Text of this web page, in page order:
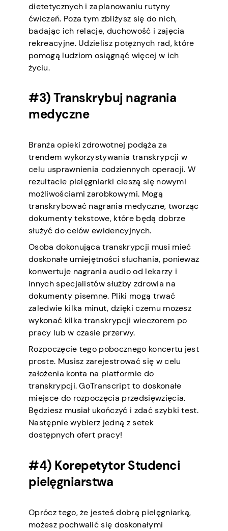
dietetycznych i zaplanowaniu rutyny
ćwiczeń. Poza tym zbliżysz się do nich,
badając ich relacje, duchowość i zajęcia
rekreacyjne. Udzielisz potężnych rad, które
pomogą ludziom osiągnąć więcej w ich
życiu.
#3) Transkrybuj nagrania
medyczne
Branża opieki zdrowotnej podąża za
trendem wykorzystywania transkrypcji w
celu usprawnienia codziennych operacji. W
rezultacie pielęgniarki cieszą się nowymi
możliwościami zarobkowymi. Mogą
transkrybować nagrania medyczne, tworząc
dokumenty tekstowe, które będą dobrze
służyć do celów ewidencyjnych.
Osoba dokonująca transkrypcji musi mieć
doskonałe umiejętności słuchania, ponieważ
konwertuje nagrania audio od lekarzy i
innych specjalistów służby zdrowia na
dokumenty pisemne. Pliki mogą trwać
zaledwie kilka minut, dzięki czemu możesz
wykonać kilka transkrypcji wieczorem po
pracy lub w czasie przerwy.
Rozpoczęcie tego pobocznego koncertu jest
proste. Musisz zarejestrować się w celu
założenia konta na platformie do
transkrypcji. GoTranscript to doskonałe
miejsce do rozpoczęcia przedsięwzięcia.
Będziesz musiał ukończyć i zdać szybki test.
Następnie wybierz jedną z setek
dostępnych ofert pracy!
#4) Korepetytor Studenci
pielęgniarstwa
Oprócz tego, że jesteś dobrą pielęgniarką,
możesz pochwalić się doskonałymi